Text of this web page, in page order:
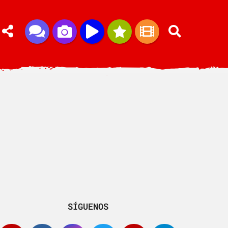
SÍGUENOS